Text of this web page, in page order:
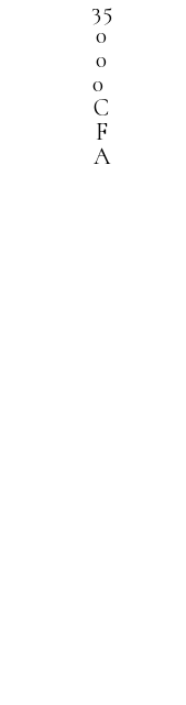
35
0
0
0
C
F
A